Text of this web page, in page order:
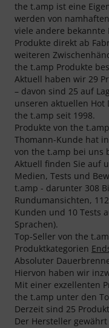
the t.amp ist eine
werden von
viele andere
Produkte direkt ab
weiteren
the t.amp Produkte
Aktuell haben wir 29
– davon sind 25 auf
unseren aktuellen Hot
the t.amp seit 1998.
Produkte von the
Thomann-Kunde hat
von the t.amp bei uns
Aktuell finden Sie auf
Medien, Tests und
t.amp - darunter 308
Rundumansichten,
Kunden und 10 Tests
Sprachen).
Top-Seller von the
Produktkategorien
Absoluter
Hiervon haben wir
Mit einer exzellenten
the t.amp unter den
Derzeit sind 25
Der Hersteller